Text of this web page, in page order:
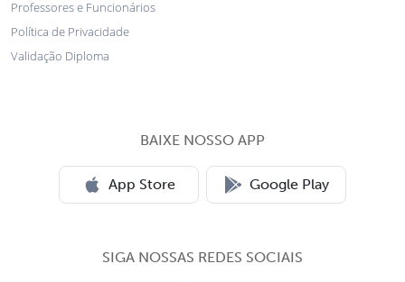
Professores e Funcionários
Política de Privacidade
Validação Diploma
BAIXE NOSSO APP
App Store Google Play
SIGA NOSSAS REDES SOCIAIS